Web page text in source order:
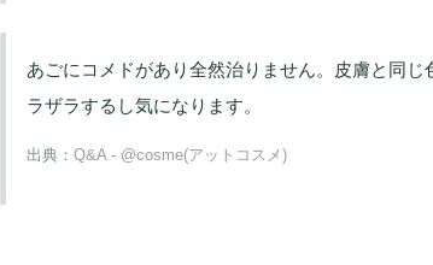
あごにコメドがあり全然治りません。皮膚と同
ラザラするし気になります。
出典： Q&A - @cosme(アットコスメ)